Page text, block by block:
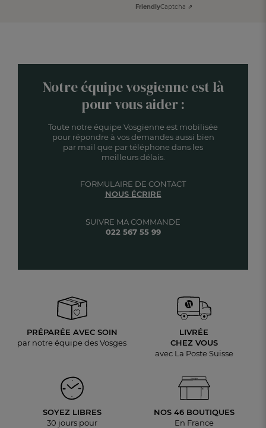
FriendlyCaptcha ⇗
Notre équipe vosgienne est là
pour vous aider :
Toute notre équipe Vosgienne est mobilisée
pour répondre à vos demandes aussi bien
par mail que par téléphone dans les
meilleurs délais.
SUIVRE MA COMMANDE
022 567 55 99
FORMULAIRE DE CONTACT
NOUS ÉCRIRE
PRÉPARÉE AVEC SOIN
par notre équipe des Vosges
LIVRÉE
CHEZ VOUS
avec La Poste Suisse
SOYEZ LIBRES
30 jours pour
NOS 46 BOUTIQUES
En France